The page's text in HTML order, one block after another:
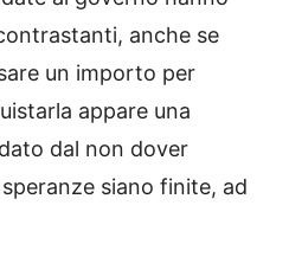
anche se
un importo per
appare una
dal non dover
siano finite, ad